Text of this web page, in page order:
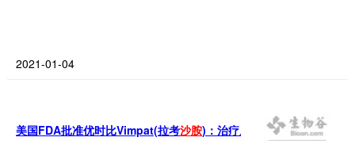
2021-01-04
美国FDA批准优时比Vimpat(拉考沙胺)：治疗原发性全面强直阵挛